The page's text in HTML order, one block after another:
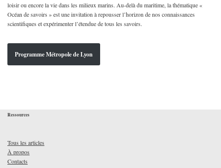
loisir ou encore la vie dans les milieux marins. Au-delà du maritime, la thématique «
Océan de savoirs » est une invitation à repousser l’horizon de nos connaissances
scientifiques et expérimenter l’étendue de tous les savoirs.
Programme Métropole de Lyon
Ressources
Tous les articles
À propos
Contacts